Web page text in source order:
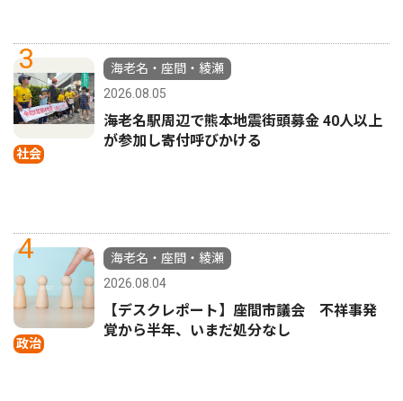
3
社会
海老名・座間・綾瀬
2026.08.05
海老名駅周辺で熊本地震街頭募金 40人以上
が参加し寄付呼びかける
4
政治
海老名・座間・綾瀬
2026.08.04
【デスクレポート】座間市議会 不祥事発
覚から半年、いまだ処分なし